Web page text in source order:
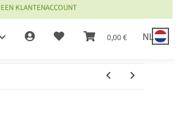
KLANTENACCOUNT
0,00 € NL